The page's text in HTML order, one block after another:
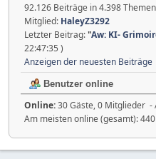
92.126 Beiträge in 4.398
Mitglied: HaleyZ3292
Letzter Beitrag:"Aw: KI-
22:47:35 )
Anzeigen der neuesten Beiträge
Benutzer online
Online:30 Gäste, 0 Mitglieder -
Am meisten online (gesamt):